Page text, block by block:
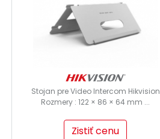
Stojan pre Video Intercom Hikvision
Rozmery : 122 × 86 × 64 mm ...
Zistiť cenu